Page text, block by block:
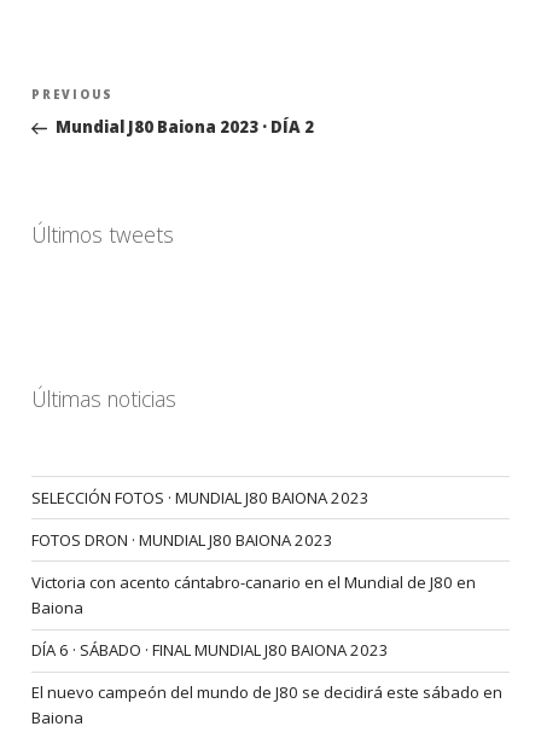
Navegación
entradas
Previous
Post
PREVIOUS
Mundial J80 Baiona 2023 · DÍA 2
Últimos tweets
Últimas noticias
SELECCIÓN FOTOS · MUNDIAL J80 BAIONA 2023
FOTOS DRON · MUNDIAL J80 BAIONA 2023
Victoria con acento cántabro-canario en el Mundial de J80 en
Baiona
DÍA 6 · SÁBADO · FINAL MUNDIAL J80 BAIONA 2023
El nuevo campeón del mundo de J80 se decidirá este sábado en
Baiona